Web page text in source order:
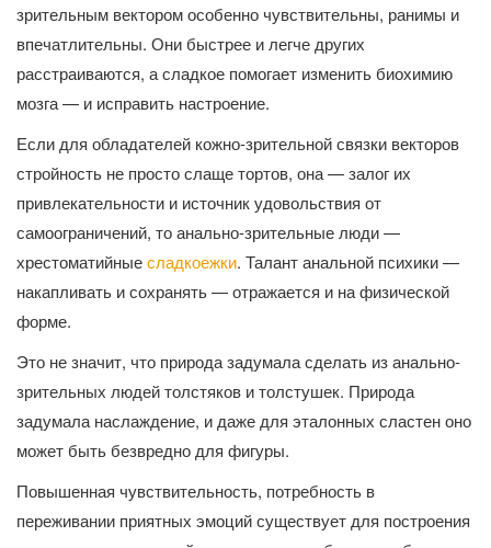
зрительным вектором особенно чувствительны, ранимы и
впечатлительны. Они быстрее и легче других
расстраиваются, а сладкое помогает изменить биохимию
мозга — и исправить настроение.
Если для обладателей кожно-зрительной связки векторов
стройность не просто слаще тортов, она — залог их
привлекательности и источник удовольствия от
самоограничений, то анально-зрительные люди —
хрестоматийныесладкоежки. Талант анальной психики —
накапливать и сохранять — отражается и на физической
форме.
Это не значит, что природа задумала сделать из анально-
зрительных людей толстяков и толстушек. Природа
задумала наслаждение, и даже для эталонных сластен оно
может быть безвредно для фигуры.
Повышенная чувствительность, потребность в
переживании приятных эмоций существует для построения